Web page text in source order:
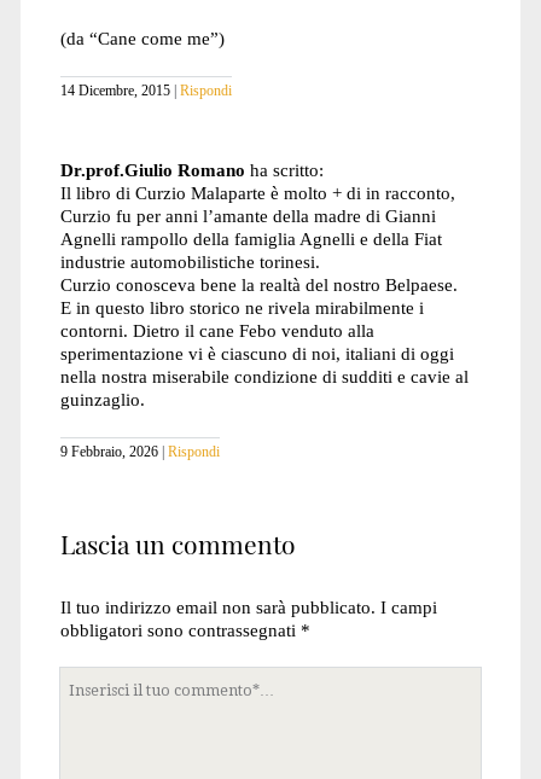
(da “Cane come me”)
14 Dicembre, 2015 Rispondi
Dr.prof.Giulio Romano ha scritto:
Il libro di Curzio Malaparte è molto + di in racconto,
Curzio fu per anni l’amante della madre di Gianni
Agnelli rampollo della famiglia Agnelli e della Fiat
industrie automobilistiche torinesi.
Curzio conosceva bene la realtà del nostro Belpaese.
E in questo libro storico ne rivela mirabilmente i
contorni. Dietro il cane Febo venduto alla
sperimentazione vi è ciascuno di noi, italiani di oggi
nella nostra miserabile condizione di sudditi e cavie al
guinzaglio.
9 Febbraio, 2026 Rispondi
Lascia un commento
Il tuo indirizzo email non sarà pubblicato. I campi
obbligatori sono contrassegnati *
commento